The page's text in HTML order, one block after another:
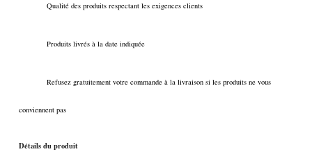
Qualité des produits respectant les exigences clients
Produits livrés à la date indiquée
Refusez gratuitement votre commande à la livraison si les produits ne vous
conviennent pas
Détails du produit